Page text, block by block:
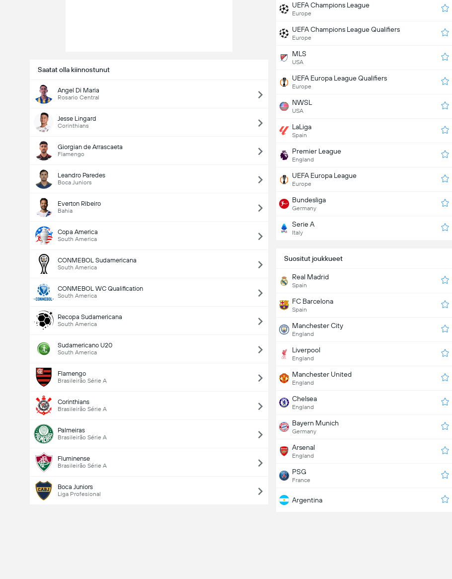
Saatat olla kiinnostunut
Angel Di Maria
Rosario Central
Jesse Lingard
Corinthians
Giorgian de Arrascaeta
Flamengo
Leandro Paredes
Boca Juniors
Everton Ribeiro
Bahia
Copa America
South America
CONMEBOL Sudamericana
South America
CONMEBOL WC Qualification
South America
Recopa Sudamericana
South America
Sudamericano U20
South America
Flamengo
Brasileirão Série A
Corinthians
Brasileirão Série A
Palmeiras
Brasileirão Série A
Fluminense
Brasileirão Série A
Boca Juniors
Liga Profesional
UEFA Champions League
Europe
UEFA Champions League Qualifiers
Europe
MLS
USA
UEFA Europa League Qualifiers
Europe
NWSL
USA
LaLiga
Spain
Premier League
England
UEFA Europa League
Europe
Bundesliga
Germany
Serie A
Italy
Suositut joukkueet
Real Madrid
Spain
FC Barcelona
Spain
Manchester City
England
Liverpool
England
Manchester United
England
Chelsea
England
Bayern Munich
Germany
Arsenal
England
PSG
France
Argentina